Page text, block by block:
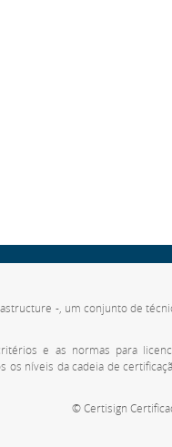
-, um conjunto de
e as normas para
níveis da cadeia de
© Certisign